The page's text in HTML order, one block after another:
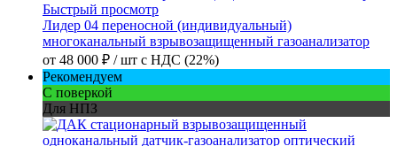
Быстрый просмотр
Лидер 04 переносной (индивидуальный)
многоканальный взрывозащищенный газоанализатор
от 48 000 ₽ / шт с НДС (22%)
Рекомендуем
С поверкой
Для НПЗ